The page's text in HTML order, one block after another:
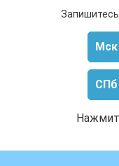
Запишитесь
Мск
СПб